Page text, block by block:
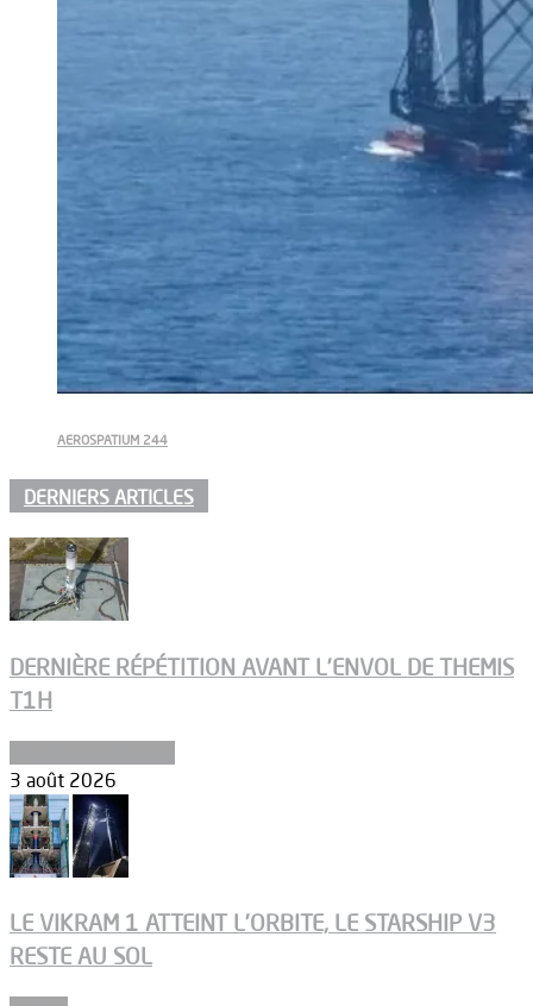
AEROSPATIUM 244
DERNIERS ARTICLES
DERNIÈRE RÉPÉTITION AVANT L’ENVOL DE THEMIS
T1H
3 août 2026
LE VIKRAM 1 ATTEINT L’ORBITE, LE STARSHIP V3
RESTE AU SOL